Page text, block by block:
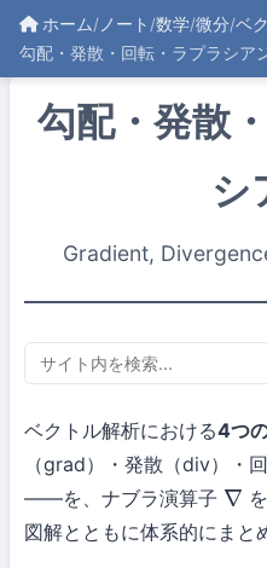
ホーム/ ノート /数学/微分/ベ
勾配・発散・回転・ラプラシア
勾配・発散
シ
Gradient,
ベクトル解析における4つ
（grad）・発散（div）・
——を、ナブラ演算子 ∇
図解とともに体系的にまと